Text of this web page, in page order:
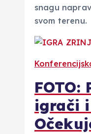
snagu
svom terenu.
igrači